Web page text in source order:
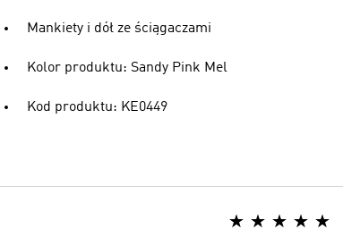
Mankiety i dół ze ściągaczami
Kolor produktu: Sandy Pink Mel
Kod produktu: KE0449